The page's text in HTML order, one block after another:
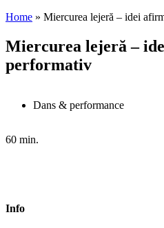
Home » Miercurea lejeră – idei
Miercurea lejeră –
performativ
Dans & performance
60 min.
Info